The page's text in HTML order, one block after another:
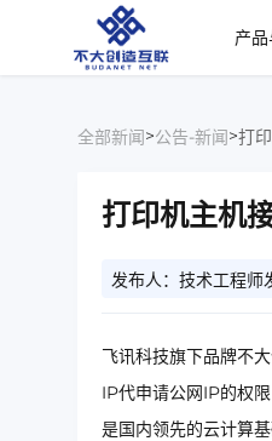
产
全部新闻>公告-新闻>打
打印机主机
发布人：技术工程师
飞讯科技旗下品牌不
IP代申请公网IP的权
是国内领先的云计算基